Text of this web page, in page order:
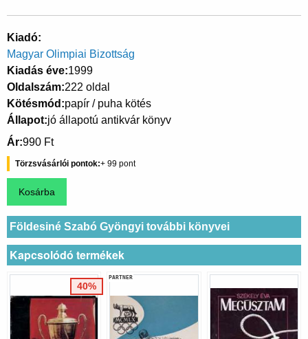
Kiadó
Magyar Olimpiai Bizottság
Kiadás éve 1999
Oldalszám 222 oldal
Kötésmód papír / puha kötés
Állapot jó állapotú antikvár könyv
Ár 990 Ft
Törzsvásárlói pontok 99
Földesiné Szabó Gyöngyi további könyvei
Kapcsolódó termékek
40%
PARTNER